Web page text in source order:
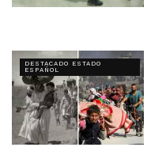
DESTACADO ESTADO
ESPAÑOL